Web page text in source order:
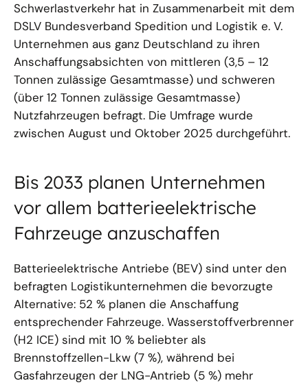
Schwerlastverkehr hat in Zusammenarbeit mit dem
DSLV Bundesverband Spedition und Logistik e. V.
Unternehmen aus ganz Deutschland zu ihren
Anschaffungsabsichten von mittleren (3,5 – 12
Tonnen zulässige Gesamtmasse) und schweren
(über 12 Tonnen zulässige Gesamtmasse)
Nutzfahrzeugen befragt. Die Umfrage wurde
zwischen August und Oktober 2025 durchgeführt.
Bis 2033 planen Unternehmen
vor allem batterieelektrische
Fahrzeuge anzuschaffen
Batterieelektrische Antriebe (BEV) sind unter den
befragten Logistikunternehmen die bevorzugte
Alternative: 52 % planen die Anschaffung
entsprechender Fahrzeuge. Wasserstoffverbrenner
(H2 ICE) sind mit 10 % beliebter als
Brennstoffzellen-Lkw (7 %), während bei
Gasfahrzeugen der LNG-Antrieb (5 %) mehr